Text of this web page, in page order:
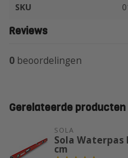
SKU
Reviews
0 beoordelingen
Gerelateerde producten
SOLA
Sola Waterpas
cm